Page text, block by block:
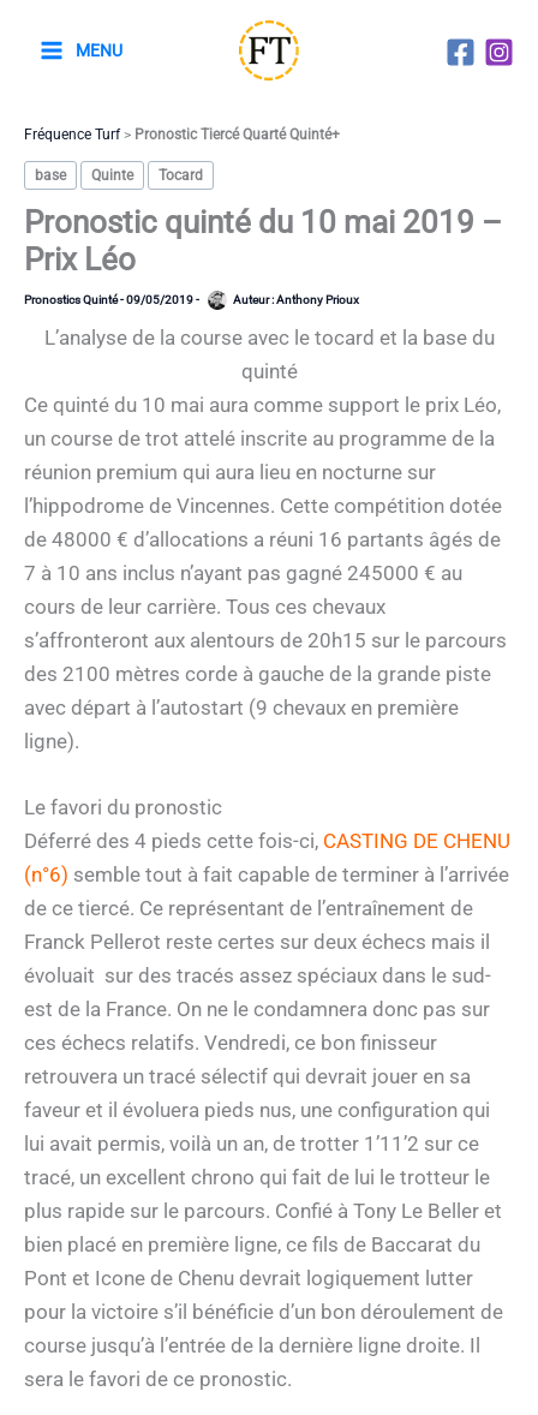
MENU
Fréquence Turf> Pronostic Tiercé Quarté Quinté+
base Quinte Tocard
Pronostic quinté du 10 mai 2019 –
Prix Léo
Pronostics Quinté-09/05/2019- Auteur :Anthony Prioux
L’analyse de la course avec le tocard et la base du
quinté
Ce quinté du 10 mai aura comme support le prix Léo,
un course de trot attelé inscrite au programme de la
réunion premium qui aura lieu en nocturne sur
l’hippodrome de Vincennes. Cette compétition dotée
de 48000 € d’allocations a réuni 16 partants âgés de
7 à 10 ans inclus n’ayant pas gagné 245000 € au
cours de leur carrière. Tous ces chevaux
s’affronteront aux alentours de 20h15 sur le parcours
des 2100 mètres corde à gauche de la grande piste
avec départ à l’autostart (9 chevaux en première
ligne).
Le favori du pronostic
Déferré des 4 pieds cette fois-ci, CASTING DE CHENU
(n°6) semble tout à fait capable de terminer à l’arrivée
de ce tiercé. Ce représentant de l’entraînement de
Franck Pellerot reste certes sur deux échecs mais il
évoluait sur des tracés assez spéciaux dans le sud-
est de la France. On ne le condamnera donc pas sur
ces échecs relatifs. Vendredi, ce bon finisseur
retrouvera un tracé sélectif qui devrait jouer en sa
faveur et il évoluera pieds nus, une configuration qui
lui avait permis, voilà un an, de trotter 1’11’2 sur ce
tracé, un excellent chrono qui fait de lui le trotteur le
plus rapide sur le parcours. Confié à Tony Le Beller et
bien placé en première ligne, ce fils de Baccarat du
Pont et Icone de Chenu devrait logiquement lutter
pour la victoire s’il bénéficie d’un bon déroulement de
course jusqu’à l’entrée de la dernière ligne droite. Il
sera le favori de ce pronostic.